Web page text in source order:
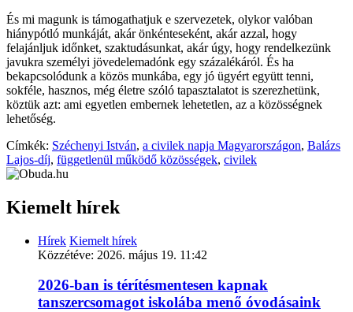
És mi magunk is támogathatjuk e szervezetek, olykor valóban
hiánypótló munkáját, akár önkénteseként, akár azzal, hogy
felajánljuk időnket, szaktudásunkat, akár úgy, hogy rendelkezünk
javukra személyi jövedelemadónk egy százalékáról. És ha
bekapcsolódunk a közös munkába, egy jó ügyért együtt tenni,
sokféle, hasznos, még életre szóló tapasztalatot is szerezhetünk,
köztük azt: ami egyetlen embernek lehetetlen, az a közösségnek
lehetőség.
Címkék: Széchenyi István, a civilek napja Magyarországon, Balázs
Lajos-díj, függetlenül működő közösségek, civilek
Kiemelt hírek
Hírek Kiemelt hírek
Közzétéve: 2026. május 19. 11:42
2026-ban is térítésmentesen kapnak
tanszercsomagot iskolába menő óvodásaink